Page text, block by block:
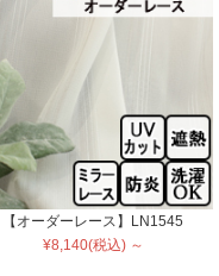
【オーダーレース】LN1545
¥8,140(税込) ～